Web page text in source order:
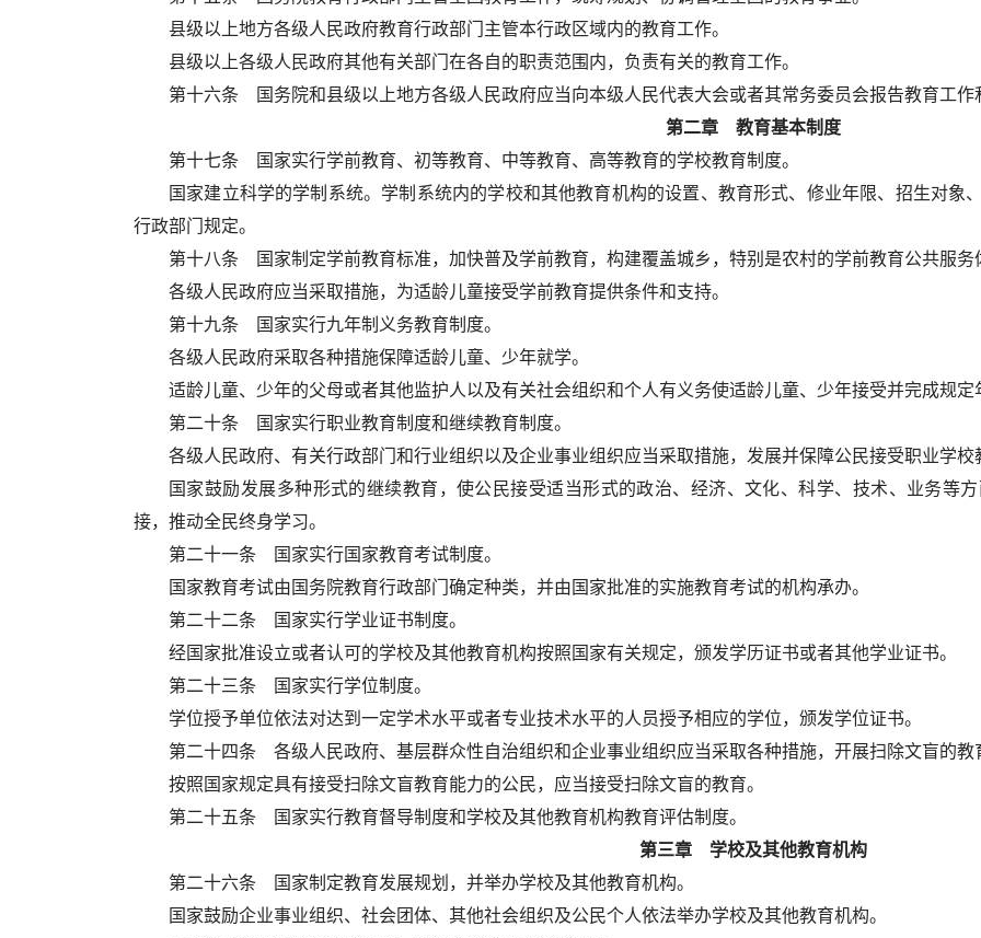
县级以上地方各级人民政府教育行政部门主管本行政区域内的教育工作。
县级以上各级人民政府其他有关部门在各自的职责范围内，负责有关的教育工作。
第十六条 国务院和县级以上地方各级人民政府应当向本级人民代表大会或者其常务委员会报告教育工作
第二章 教育基本制度
第十七条 国家实行学前教育、初等教育、中等教育、高等教育的学校教育制度。
国家建立科学的学制系统。学制系统内的学校和其他教育机构的设置、教育形式、修业年限、招生对象
行政部门规定。
第十八条 国家制定学前教育标准，加快普及学前教育，构建覆盖城乡，特别是农村的学前教育公共服务
各级人民政府应当采取措施，为适龄儿童接受学前教育提供条件和支持。
第十九条 国家实行九年制义务教育制度。
各级人民政府采取各种措施保障适龄儿童、少年就学。
适龄儿童、少年的父母或者其他监护人以及有关社会组织和个人有义务使适龄儿童、少年接受并完成规定
第二十条 国家实行职业教育制度和继续教育制度。
各级人民政府、有关行政部门和行业组织以及企业事业组织应当采取措施，发展并保障公民接受职业学校
国家鼓励发展多种形式的继续教育，使公民接受适当形式的政治、经济、文化、科学、技术、业务等
接，推动全民终身学习。
第二十一条 国家实行国家教育考试制度。
国家教育考试由国务院教育行政部门确定种类，并由国家批准的实施教育考试的机构承办。
第二十二条 国家实行学业证书制度。
经国家批准设立或者认可的学校及其他教育机构按照国家有关规定，颁发学历证书或者其他学业证书。
第二十三条 国家实行学位制度。
学位授予单位依法对达到一定学术水平或者专业技术水平的人员授予相应的学位，颁发学位证书。
第二十四条 各级人民政府、基层群众性自治组织和企业事业组织应当采取各种措施，开展扫除文盲的教
按照国家规定具有接受扫除文盲教育能力的公民，应当接受扫除文盲的教育。
第二十五条 国家实行教育督导制度和学校及其他教育机构教育评估制度。
第三章 学校及其他教育机构
第二十六条 国家制定教育发展规划，并举办学校及其他教育机构。
国家鼓励企业事业组织、社会团体、其他社会组织及公民个人依法举办学校及其他教育机构。